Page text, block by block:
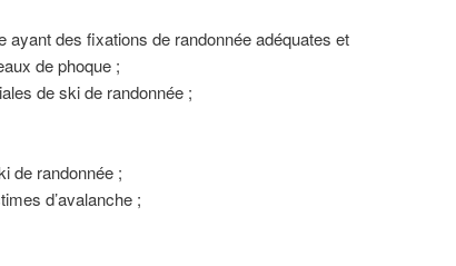
ayant des fixations de randonnée adéquates et
de phoque ;
de ski de randonnée ;
de randonnée ;
d’avalanche ;